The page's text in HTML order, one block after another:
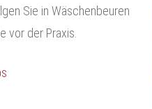
Sie in Wäschenbeuren
vor der Praxis.